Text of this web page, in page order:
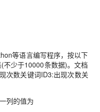
等语言编写程序，按以下
不少于10000条数据)。文档
次数关键词ID3:出现次数关
列的值为